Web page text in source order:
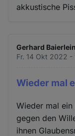
akkustische
Gerhard
Fr. 14 Okt 2022 -
Wieder mal
Wieder mal
gegen den
ihnen